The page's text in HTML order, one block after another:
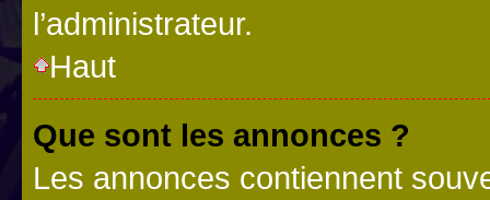
l’administrateur.
Haut
Que sont les annonces ?
Les annonces contiennent